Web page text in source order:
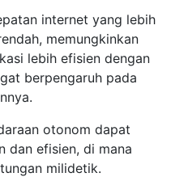
internet yang lebih
memungkinkan
lebih efisien dengan
berpengaruh pada
otonom dapat
dan efisien, di mana
milidetik.